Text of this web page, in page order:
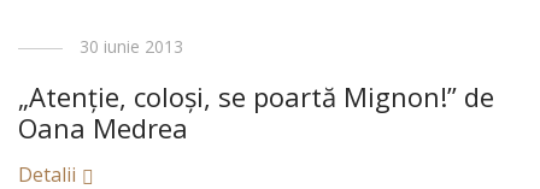
30 iunie 2013
„Atenţie, coloşi, se poartă Mignon!” de
Oana Medrea
Detalii